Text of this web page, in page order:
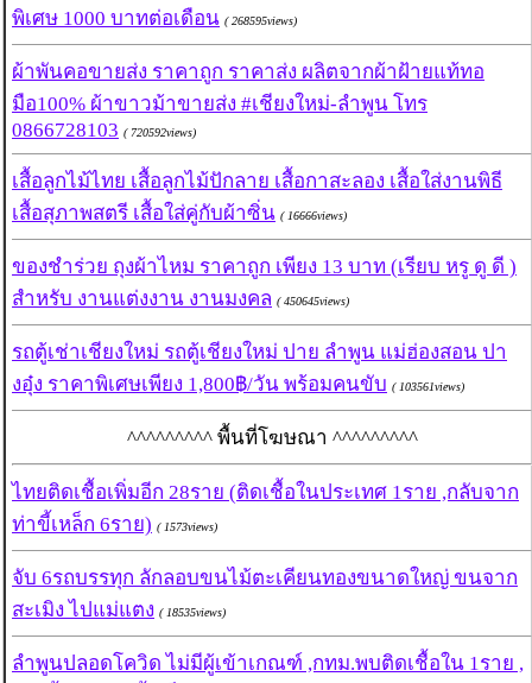
พิเศษ 1000 บาทต่อเดือน ( 268595views)
ผ้าพันคอขายส่ง ราคาถูก ราคาส่ง ผลิตจากผ้าฝ้ายแท้ทอ
มือ100% ผ้าขาวม้าขายส่ง #เชียงใหม่-ลำพูน โทร
0866728103 ( 720592views)
เสื้อลูกไม้ไทย เสื้อลูกไม้ปักลาย เสื้อกาสะลอง เสื้อใส่งานพิธี
เสื้อสุภาพสตรี เสื้อใส่คู่กับผ้าซิ่น ( 16666views)
ของชำร่วย ถุงผ้าไหม ราคาถูก เพียง 13 บาท (เรียบ หรู ดู ดี )
สำหรับ งานแต่งงาน งานมงคล ( 450645views)
รถตู้เช่าเชียงใหม่ รถตู้เชียงใหม่ ปาย ลำพูน แม่ฮ่องสอน ปา
งอุ๋ง ราคาพิเศษเพียง 1,800฿/วัน พร้อมคนขับ ( 103561views)
^^^^^^^^^ พื้นที่โฆษณา ^^^^^^^^^
ไทยติดเชื้อเพิ่มอีก 28ราย (ติดเชื้อในประเทศ 1ราย ,กลับจาก
ท่าขี้เหล็ก 6ราย) ( 1573views)
จับ 6รถบรรทุก ลักลอบขนไม้ตะเคียนทองขนาดใหญ่ ขนจาก
สะเมิง ไปแม่แตง ( 18535views)
ลำพูนปลอดโควิด ไม่มีผู้เข้าเกณฑ์ ,กทม.พบติดเชื้อใน 1ราย ,